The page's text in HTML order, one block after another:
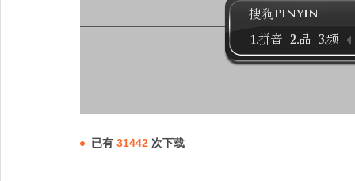
已有 31442 次下载